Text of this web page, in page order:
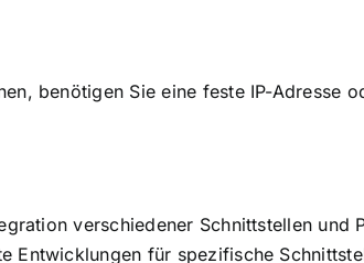
benötigen Sie eine feste IP-Adresse
verschiedener Schnittstellen und
Entwicklungen für spezifische